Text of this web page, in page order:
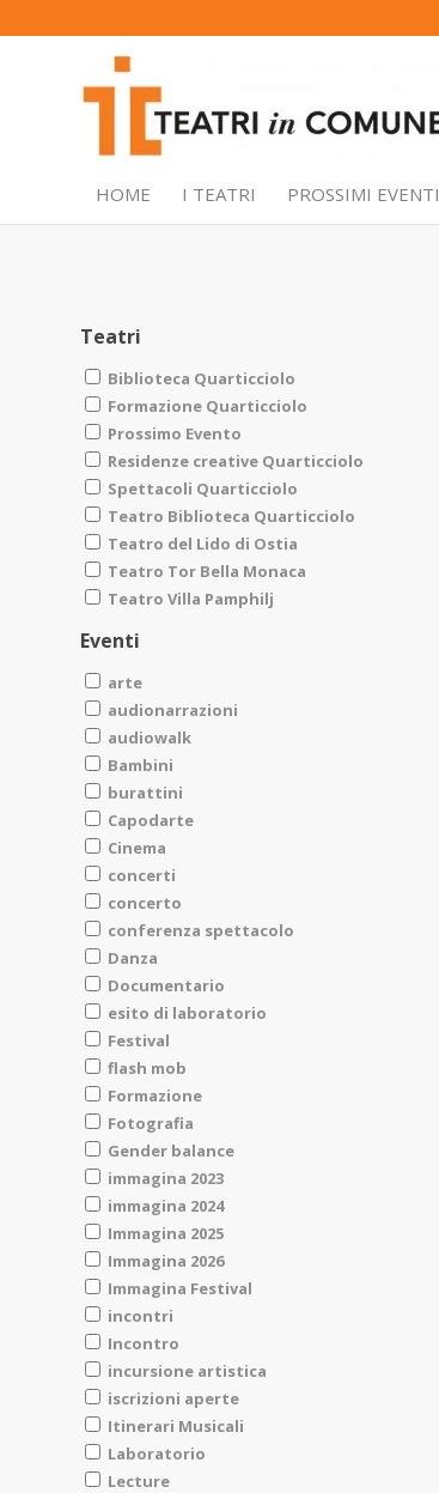
HOME I TEATRI PROSSIMI EVENTI
Teatri
Biblioteca Quarticciolo
Formazione Quarticciolo
Prossimo Evento
Residenze creative Quarticciolo
Spettacoli Quarticciolo
Teatro Biblioteca Quarticciolo
Teatro del Lido di Ostia
Teatro Tor Bella Monaca
Teatro Villa Pamphilj
Eventi
arte
audionarrazioni
audiowalk
Bambini
burattini
Capodarte
Cinema
concerti
concerto
conferenza spettacolo
Danza
Documentario
esito di laboratorio
Festival
flash mob
Formazione
Fotografia
Gender balance
immagina 2023
immagina 2024
Immagina 2025
Immagina 2026
Immagina Festival
incontri
Incontro
incursione artistica
iscrizioni aperte
Itinerari Musicali
Laboratorio
Lecture